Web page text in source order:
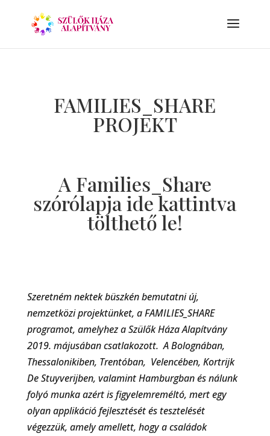
FAMILIES_SHARE
PROJEKT
A Families_Share
szórólapja ide kattintva
tölthető le!
Szeretném nektek büszkén bemutatni új,
nemzetközi projektünket, a FAMILIES_SHARE
programot, amelyhez a Szülők Háza Alapítvány
2019. májusában csatlakozott. A Bolognában,
Thessalonikiben, Trentóban, Velencében, Kortrijk
De Stuyverijben, valamint Hamburgban és nálunk
folyó munkaazért is figyelemreméltó, mert egy
olyan applikáció fejlesztését és tesztelését
végezzük, amely amellett, hogy a családok